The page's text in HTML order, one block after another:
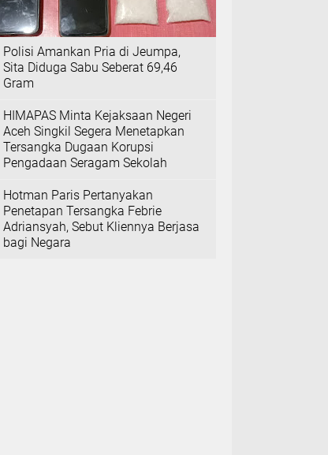
Polisi Amankan Pria di Jeumpa,
Sita Diduga Sabu Seberat 69,46
Gram
HIMAPAS Minta Kejaksaan Negeri
Aceh Singkil Segera Menetapkan
Tersangka Dugaan Korupsi
Pengadaan Seragam Sekolah
Hotman Paris Pertanyakan
Penetapan Tersangka Febrie
Adriansyah, Sebut Kliennya Berjasa
bagi Negara